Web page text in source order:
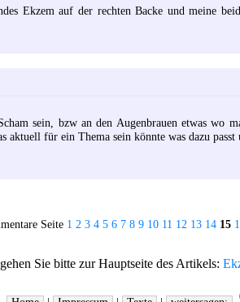
Ekzem auf der rechten Backe und meine
sein, bzw an den Augenbrauen etwas wo
aktuell für ein Thema sein könnte was dazu passt
Seite 1 2 3 4 5 6 7 8 9 10 11 12 13 14 15
Sie bitte zur Hauptseite des Artikels: